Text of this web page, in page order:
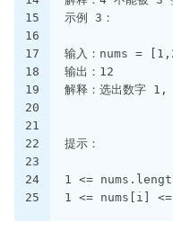
15
16
17
18
19
20
21
22
23
24
25
示例 3：
输入：nums =
输出：12
解释：选出数字
提示：
1 <=
1 <= nums[i]